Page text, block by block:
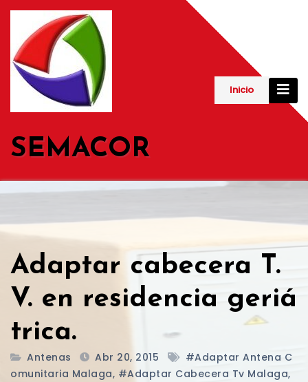
Saltar
contenido
SEMACOR
Inicio
Adaptar cabecera T.
V. en residencia geriá
trica.
Antenas Abr 20, 2015
#adaptar Antena C
Omunitaria Malaga, #adaptar Cabecera Tv Malaga,